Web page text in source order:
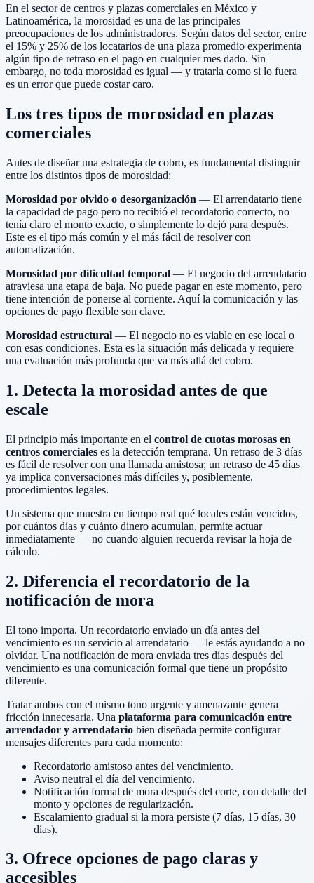
En el sector de centros y plazas comerciales en México y
Latinoamérica, la morosidad es una de las principales
preocupaciones de los administradores. Según datos del sector, entre
el 15% y 25% de los locatarios de una plaza promedio experimenta
algún tipo de retraso en el pago en cualquier mes dado. Sin
embargo, no toda morosidad es igual — y tratarla como si lo fuera
es un error que puede costar caro.
Los tres tipos de morosidad en plazas
comerciales
Antes de diseñar una estrategia de cobro, es fundamental distinguir
entre los distintos tipos de morosidad:
Morosidad por olvido o desorganización — El arrendatario tiene
la capacidad de pago pero no recibió el recordatorio correcto, no
tenía claro el monto exacto, o simplemente lo dejó para después.
Este es el tipo más común y el más fácil de resolver con
automatización.
Morosidad por dificultad temporal — El negocio del arrendatario
atraviesa una etapa de baja. No puede pagar en este momento, pero
tiene intención de ponerse al corriente. Aquí la comunicación y las
opciones de pago flexible son clave.
Morosidad estructural — El negocio no es viable en ese local o
con esas condiciones. Esta es la situación más delicada y requiere
una evaluación más profunda que va más allá del cobro.
1. Detecta la morosidad antes de que
escale
El principio más importante en el control de cuotas morosas en
centros comerciales es la detección temprana. Un retraso de 3 días
es fácil de resolver con una llamada amistosa; un retraso de 45 días
ya implica conversaciones más difíciles y, posiblemente,
procedimientos legales.
Un sistema que muestra en tiempo real qué locales están vencidos,
por cuántos días y cuánto dinero acumulan, permite actuar
inmediatamente — no cuando alguien recuerda revisar la hoja de
cálculo.
2. Diferencia el recordatorio de la
notificación de mora
El tono importa. Un recordatorio enviado un día antes del
vencimiento es un servicio al arrendatario — le estás ayudando a no
olvidar. Una notificación de mora enviada tres días después del
vencimiento es una comunicación formal que tiene un propósito
diferente.
Tratar ambos con el mismo tono urgente y amenazante genera
fricción innecesaria. Una plataforma para comunicación entre
arrendador y arrendatario bien diseñada permite configurar
mensajes diferentes para cada momento:
Recordatorio amistoso antes del vencimiento.
Aviso neutral el día del vencimiento.
Notificación formal de mora después del corte, con detalle del
monto y opciones de regularización.
Escalamiento gradual si la mora persiste (7 días, 15 días, 30
días).
3. Ofrece opciones de pago claras y
accesibles